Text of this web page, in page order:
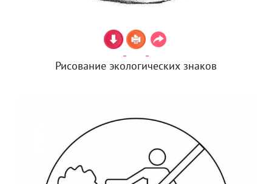
Рисование экологических знаков